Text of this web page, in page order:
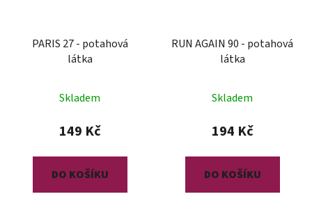
PARIS 27 - potahová
látka
Skladem
149 Kč
DO KOŠÍKU
RUN AGAIN 90 - potahová
látka
Skladem
194 Kč
DO KOŠÍKU